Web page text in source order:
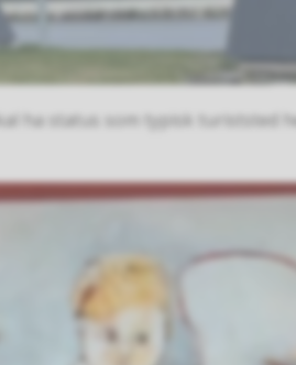
ha status som typisk turiststed